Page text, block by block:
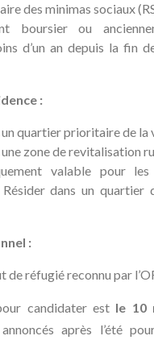
des minimas sociaux
boursier ou
d’un an depuis la fin
:
un quartier prioritaire de la
une zone de revitalisation
valable pour les
dans un quartier
:
de réfugié reconnu par
candidater est le 10
après l’été